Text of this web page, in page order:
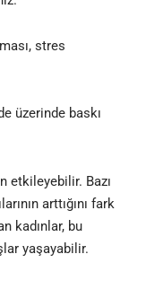
stres
üzerinde baskı
etkileyebilir. Bazı
arttığını fark
kadınlar, bu
yaşayabilir.